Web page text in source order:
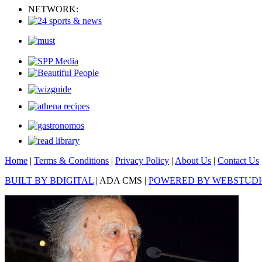
NETWORK:
Home | Terms & Conditions | Privacy Policy | About Us | Contact Us
BUILT BY BDIGITAL | ADA CMS | POWERED BY